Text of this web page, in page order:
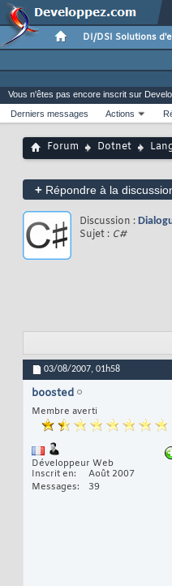
DI/DSI Solutions
Vous n'êtes pas encore inscrit sur
Derniers messages
Actions
Forum Dotnet
+ Répondre à la
Discussion :
Sujet : C#
03/08/2007, 01h58
boosted
Membre averti
Développeur Web
Inscrit en
Août 2007
Messages
39